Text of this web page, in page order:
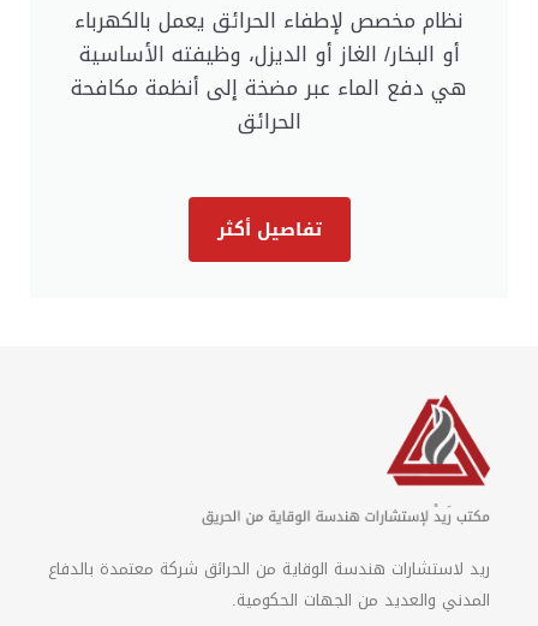
نظام مخصص لإطفاء الحرائق يعمل بالكهرباء
أو البخار/ الغاز أو الديزل، وظيفته الأساسية
هي دفع الماء عبر مضخة إلى أنظمة مكافحة
الحرائق
تفاصيل أكثر
ريد لاستشارات هندسة الوقاية من الحرائق شركة معتمدة بالدفاع
المدني والعديد من الجهات الحكومية.